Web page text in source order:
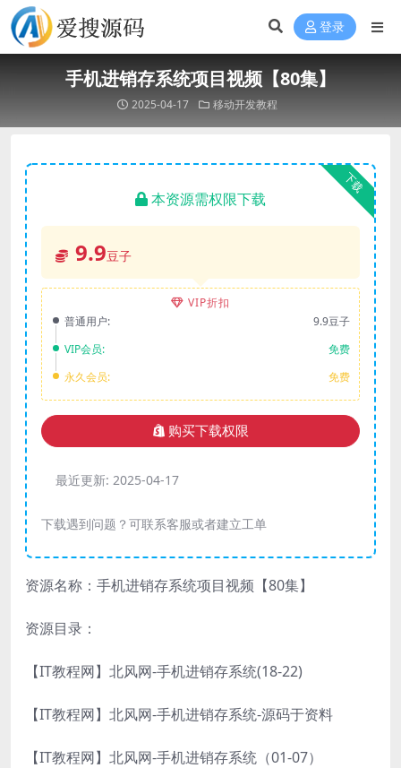
登录
手机进销存系统项目视频【80集】
2025-04-17 移动开发教程
下载
本资源需权限下载
9.9豆子
VIP折扣
普通用户:
9.9豆子
VIP会员:
免费
永久会员:
免费
购买下载权限
最近更新: 2025-04-17
下载遇到问题？可联系客服或者建立工单
资源名称：手机进销存系统项目视频【80集】
资源目录：
【IT教程网】北风网-手机进销存系统(18-22)
【IT教程网】北风网-手机进销存系统-源码于资料
【IT教程网】北风网-手机进销存系统（01-07）